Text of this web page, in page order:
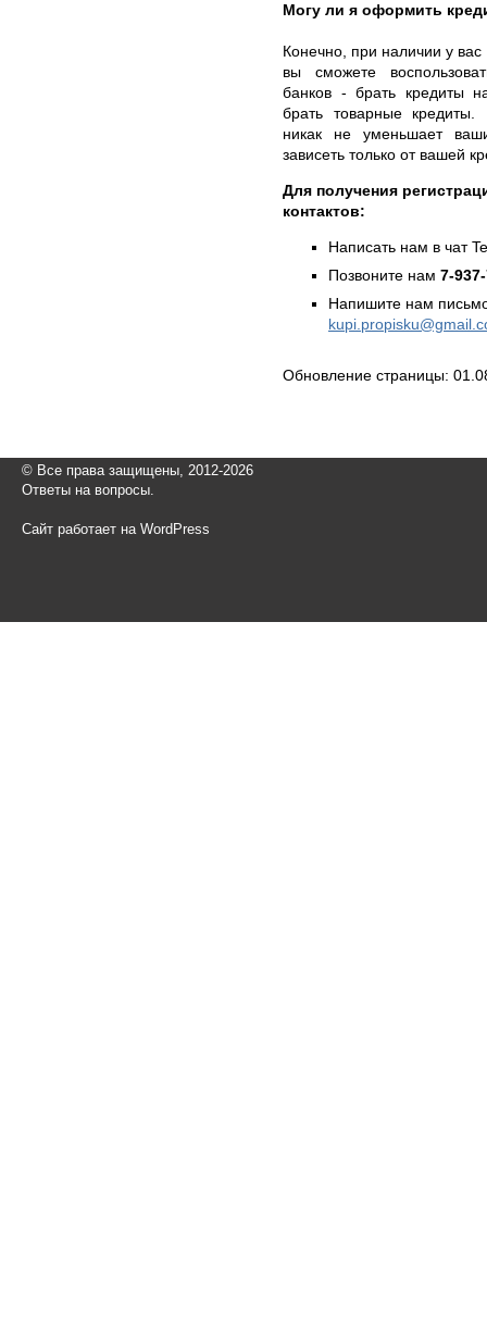
Могу ли я оформить
Конечно, при наличии у
вы сможете
банков - брать кредиты
брать товарные
никак не уменьшает
зависеть только от вашей
Для получения
контактов:
Написать нам в чат
Позвоните нам 7-
Напишите нам
Обновление страницы:
© Все права защищены, 2012-2026
Ответы на вопросы.
Сайт работает на WordPress